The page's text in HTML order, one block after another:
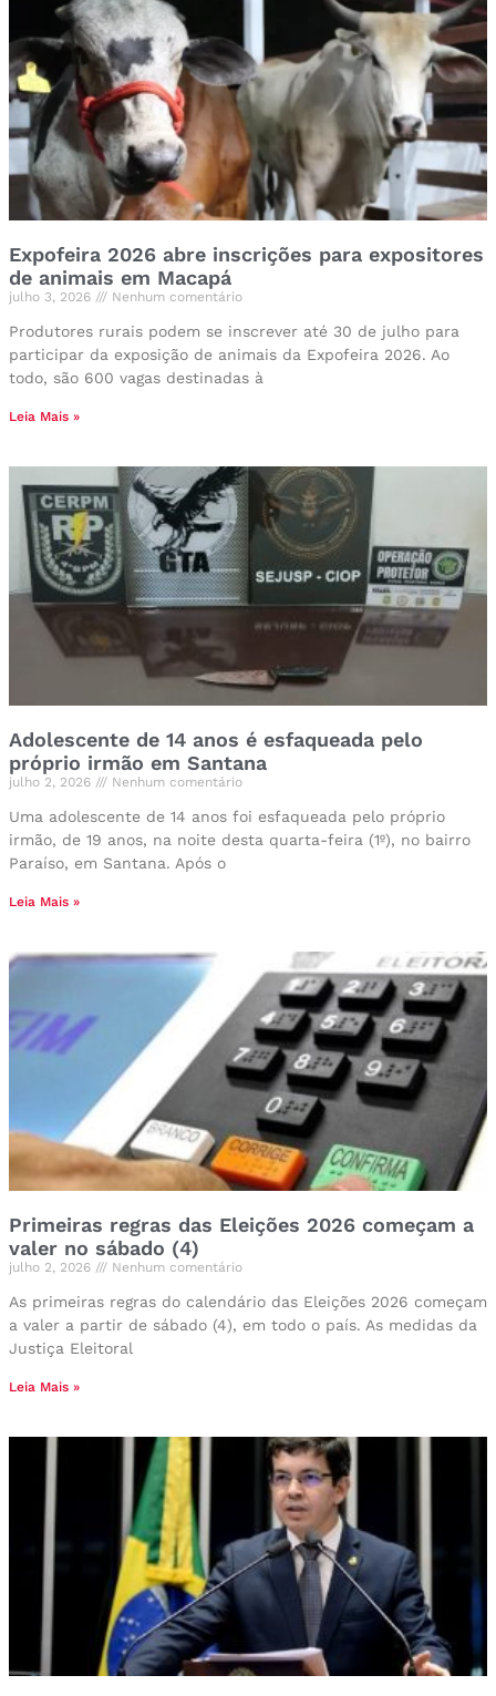
Expofeira 2026 abre inscrições para expositores
de animais em Macapá
julho 3, 2026 Nenhum comentário
Produtores rurais podem se inscrever até 30 de julho para
participar da exposição de animais da Expofeira 2026. Ao
todo, são 600 vagas destinadas à
Leia Mais »
Adolescente de 14 anos é esfaqueada pelo
próprio irmão em Santana
julho 2, 2026 Nenhum comentário
Uma adolescente de 14 anos foi esfaqueada pelo próprio
irmão, de 19 anos, na noite desta quarta-feira (1º), no bairro
Paraíso, em Santana. Após o
Leia Mais »
Primeiras regras das Eleições 2026 começam a
valer no sábado (4)
julho 2, 2026 Nenhum comentário
As primeiras regras do calendário das Eleições 2026 começam
a valer a partir de sábado (4), em todo o país. As medidas da
Justiça Eleitoral
Leia Mais »